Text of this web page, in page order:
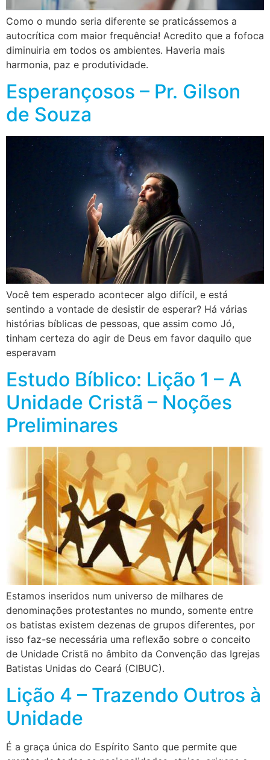
Como o mundo seria diferente se praticássemos a
autocrítica com maior frequência! Acredito que a fofoca
diminuiria em todos os ambientes. Haveria mais
harmonia, paz e produtividade.
Esperançosos – Pr. Gilson
de Souza
Você tem esperado acontecer algo difícil, e está
sentindo a vontade de desistir de esperar? Há várias
histórias bíblicas de pessoas, que assim como Jó,
tinham certeza do agir de Deus em favor daquilo que
esperavam
Estudo Bíblico: Lição 1 – A
Unidade Cristã – Noções
Preliminares
Estamos inseridos num universo de milhares de
denominações protestantes no mundo, somente entre
os batistas existem dezenas de grupos diferentes, por
isso faz-se necessária uma reflexão sobre o conceito
de Unidade Cristã no âmbito da Convenção das Igrejas
Batistas Unidas do Ceará (CIBUC).
Lição 4 – Trazendo Outros à
Unidade
É a graça única do Espírito Santo que permite que